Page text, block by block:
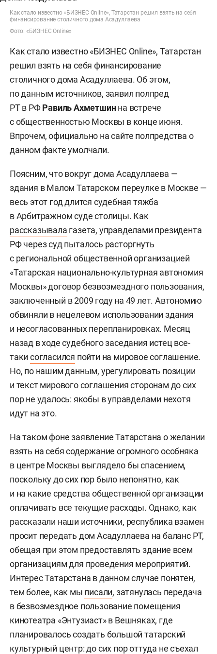
Как стало известно «БИЗНЕС Online», Татарстан решил взять на себя
финансирование столичного дома Асадуллаева
Фото: «БИЗНЕС Online»
Как стало известно «БИЗНЕС Online», Татарстан
решил взять на себя финансирование
столичного дома Асадуллаева. Об этом,
по данным источников, заявил полпред
РТ в РФРавиль Ахметшинна встрече
с общественностью Москвы в конце июня.
Впрочем, официально на сайте полпредства о
данном факте умолчали.
Поясним, что вокруг дома Асадуллаева —
здания в Малом Татарском переулке в Москве —
весь этот год длится судебная тяжба
в Арбитражном суде столицы. Как
рассказывала газета, управделами президента
РФ через суд пыталось расторгнуть
с региональной общественной организацией
«Татарская национально-культурная автономия
Москвы» договор безвозмездного пользования,
заключенный в 2009 году на 49 лет. Автономию
обвиняли в нецелевом использовании здания
и несогласованных перепланировках. Месяц
назад в ходе судебного заседания истец все-
таки согласился пойти на мировое соглашение.
Но, по нашим данным, урегулировать позиции
и текст мирового соглашения сторонам до сих
пор не удалось: якобы в управделами нехотя
идут на это.
На таком фоне заявление Татарстана о желании
взять на себя содержание огромного особняка
в центре Москвы выглядело бы спасением,
поскольку до сих пор было непонятно, как
и на какие средства общественной организации
оплачивать все текущие расходы. Однако, как
рассказали наши источники, республика взамен
просит передать дом Асадуллаева на баланс РТ,
обещая при этом предоставлять здание всем
организациям для проведения мероприятий.
Интерес Татарстана в данном случае понятен,
тем более, как мы писали, затянулась передача
в безвозмездное пользование помещения
кинотеатра «Энтузиаст» в Вешняках, где
планировалось создать большой татарский
культурный центр: до сих пор оттуда не съехал